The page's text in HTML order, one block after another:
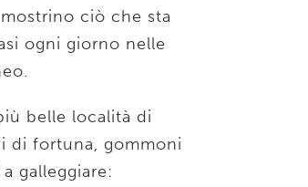
ciò che sta
ogni giorno nelle
belle località di
di fortuna, gommoni
galleggiare: